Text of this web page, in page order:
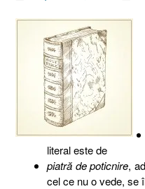
literal este de
piatră de poticnire,
cel ce nu o vede, se